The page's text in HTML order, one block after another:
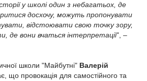
у школі один з небагатьох, де
досхочу, можуть пропонувати
відстоювати свою точку зору,
де вони вчаться інтерпретації", –
школи "Майбутні" Валерій
що провокація для самостійного та